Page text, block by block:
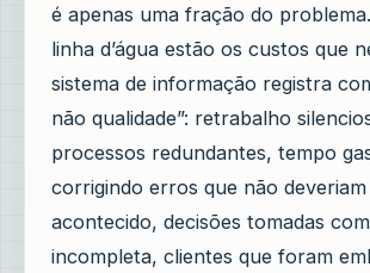
é apenas uma fração do
linha d’água estão os custos que
sistema de informação registra
não qualidade”: retrabalho
processos redundantes, tempo
corrigindo erros que não
acontecido, decisões tomadas
incompleta, clientes que foram